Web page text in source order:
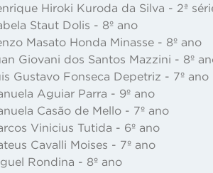
Hiroki Kuroda da Silva - 2ª
Staut Dolis - 8º ano
Masato Honda Minasse - 8º ano
Giovani dos Santos Mazzini - 8º
Gustavo Fonseca Depetriz - 7º ano
Aguiar Parra - 9º ano
Casão de Mello - 7º ano
Vinicius Tutida - 6º ano
Cavalli Moises - 7º ano
Rondina - 8º ano